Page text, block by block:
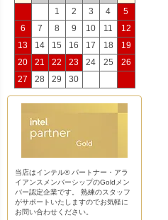
1
2 3 4
5
6
7 8 9 10 11
12
13
14 15 16 17 18
19
20
21 22 23 24 25
26
27
28 29 30
当店はインテル® パートナー・アラ
イアンスメンバーシップのGoldメン
バー認定企業です。 熟練のスタッフ
がサポートいたしますのでお気軽に
お問い合わせください。